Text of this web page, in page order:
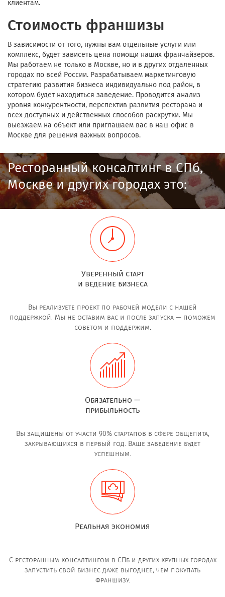
клиентам.
Стоимость франшизы
В зависимости от того, нужны вам отдельные услуги или
комплекс, будет зависеть цена помощи наших франчайзеров.
Мы работаем не только в Москве, но и в других отдаленных
городах по всей России. Разрабатываем маркетинговую
стратегию развития бизнеса индивидуально под район, в
котором будет находиться заведение. Проводится анализ
уровня конкурентности, перспектив развития ресторана и
всех доступных и действенных способов раскрутки. Мы
выезжаем на объект или приглашаем вас в наш офис в
Москве для решения важных вопросов.
Ресторанный консалтинг в СПб,
Москве и других городах это:
Уверенный старт
и ведение бизнеса
Вы реализуете проект по рабочей модели с нашей
поддержкой. Мы не оставим вас и после запуска — поможем
советом и поддержим.
Обязательно —
прибыльность
Вы защищены от участи 90% стартапов в сфере общепита,
закрывающихся в первый год. Ваше заведение будет
успешным.
Реальная экономия
С ресторанным консалтингом в СПб и других крупных городах
запустить свой бизнес даже выгоднее, чем покупать
франшизу.